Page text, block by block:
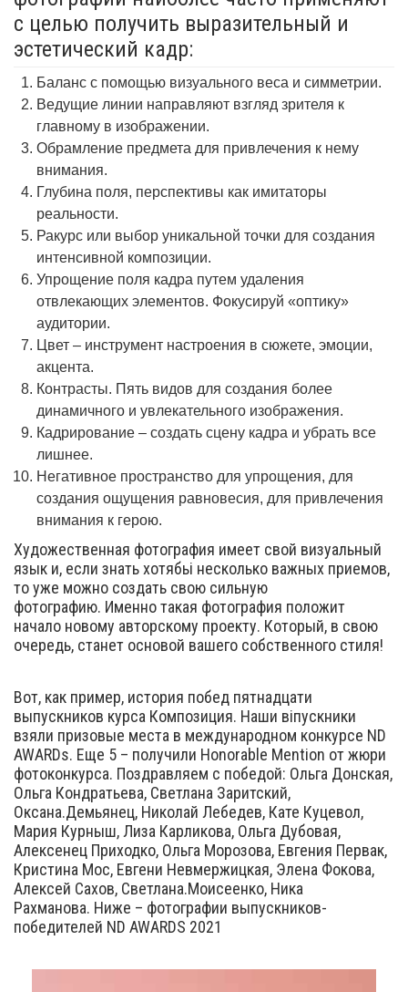
с целью получить выразительный и
эстетический кадр:
Баланс с помощью визуального веса и симметрии.
Ведущие линии направляют взгляд зрителя к
главному в изображении.
Обрамление предмета для привлечения к нему
внимания.
Глубина поля, перспективы как имитаторы
реальности.
Ракурс или выбор уникальной точки для создания
интенсивной композиции.
Упрощение поля кадра путем удаления
отвлекающих элементов. Фокусируй «оптику»
аудитории.
Цвет – инструмент настроения в сюжете, эмоции,
акцента.
Контрасты. Пять видов для создания более
динамичного и увлекательного изображения.
Кадрирование – создать сцену кадра и убрать все
лишнее.
Негативное пространство для упрощения, для
создания ощущения равновесия, для привлечения
внимания к герою.
Художественная фотография имеет свой визуальный
язык и, если знать хотябьі несколько важных приемов,
то уже можно создать свою сильную
фотографию. Именно такая фотография положит
начало новому авторскому проекту. Который, в свою
очередь, станет основой вашего собственного стиля!
Вот, как пример, история побед пятнадцати
выпускников курса Композиция. Наши віпускники
взяли призовые места в международном конкурсе ND
AWARDs. Еще 5 – получили Honorable Mention от жюри
фотоконкурса. Поздравляем с победой: Ольга Донская,
Ольга Кондратьева, Светлана Заритский,
Оксана.Демьянец, Николай Лебедев, Кате Куцевол,
Мария Курныш, Лиза Карликова, Ольга Дубовая,
Алексенец Приходко, Ольга Морозова, Евгения Первак,
Кристина Мос, Евгени Невмержицкая, Элена Фокова,
Алексей Сахов, Светлана.Моисеенко, Ника
Рахманова. Ниже – фотографии выпускников-
победителей ND AWARDS 2021